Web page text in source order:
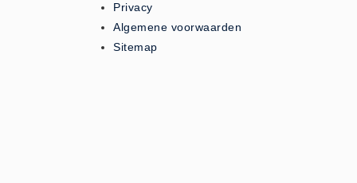
Eerste Hulp Paneel
Eerste Hulp Paneel (0)
Privacy
Algemene voorwaarden
Sitemap